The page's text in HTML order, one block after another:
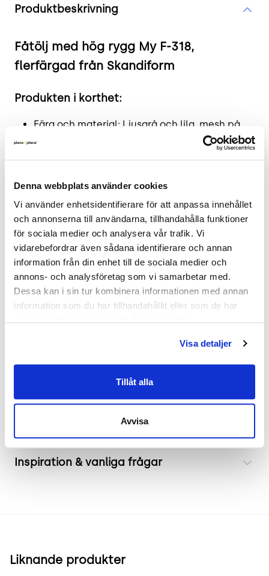
Denna webbplats använder cookies
Vi använder enhetsidentifierare för att anpassa innehållet
och annonserna till användarna, tillhandahålla funktioner
för sociala medier och analysera vår trafik. Vi
vidarebefordrar även sådana identifierare och annan
information från din enhet till de sociala medier och
annons- och analysföretag som vi samarbetar med.
Dessa kan i sin tur kombinera informationen med annan
information som du har tillhandahållit eller som de har
Visa detaljer
Tillåt alla
Avvisa
Produktbeskrivning
Fåtölj med hög rygg My F-318,
flerfärgad från Skandiform
Produkten i korthet:
Färg och material: Ljusgrå och lila, mesh på
rygg och sidor med klädd sittdyna och
Sitthöjd: 46 cm.
Skick: 4/5
2 års garanti
Mer om Skandiform Fåtölj My F-318
Denna bekväma fåtölj kombinerar funktionalitet
med en attraktiv design. Ryggstödet och sidorna
är tillverkade av hållbar mesh som inte bara ger
av den mjukt klädda sittdynan samt matchande
ryggkudde.
Inspiration & vanliga frågar
Liknande produkter